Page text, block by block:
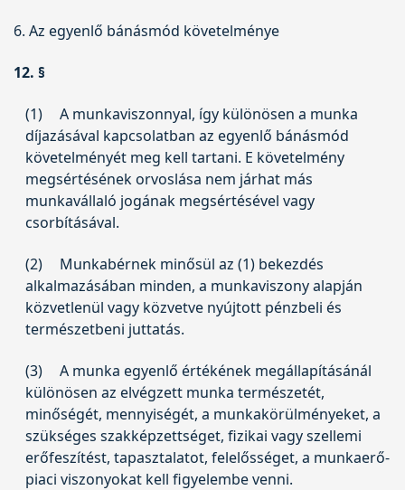
6. Az egyenlő bánásmód követelménye
12. §
(1)
A munkaviszonnyal, így különösen a munka
díjazásával kapcsolatban az egyenlő bánásmód
követelményét meg kell tartani. E követelmény
megsértésének orvoslása nem járhat más
munkavállaló jogának megsértésével vagy
csorbításával.
(2)
Munkabérnek minősül az (1) bekezdés
alkalmazásában minden, a munkaviszony alapján
közvetlenül vagy közvetve nyújtott pénzbeli és
természetbeni juttatás.
(3)
A munka egyenlő értékének megállapításánál
különösen az elvégzett munka természetét,
minőségét, mennyiségét, a munkakörülményeket, a
szükséges szakképzettséget, fizikai vagy szellemi
erőfeszítést, tapasztalatot, felelősséget, a munkaerő-
piaci viszonyokat kell figyelembe venni.